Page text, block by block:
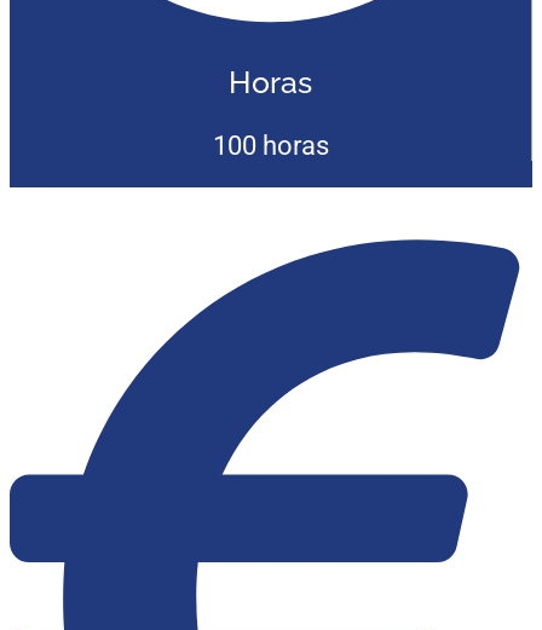
Horas
100 horas